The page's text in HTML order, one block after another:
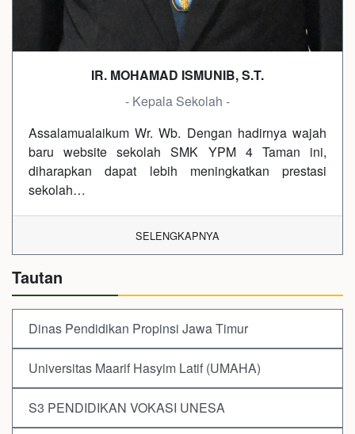
IR. MOHAMAD ISMUNIB, S.T.
- Kepala Sekolah -
Assalamualaikum Wr. Wb. Dengan hadirnya wajah
baru website sekolah SMK YPM 4 Taman ini,
diharapkan dapat lebih meningkatkan prestasi
sekolah…
SELENGKAPNYA
Tautan
Dinas Pendidikan Propinsi Jawa Timur
Universitas Maarif Hasyim Latif (UMAHA)
S3 PENDIDIKAN VOKASI UNESA